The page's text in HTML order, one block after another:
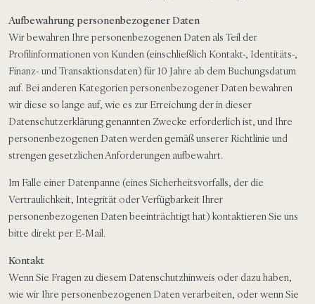
Aufbewahrung personenbezogener Daten
Wir bewahren Ihre personenbezogenen Daten als Teil der
Profilinformationen von Kunden (einschließlich Kontakt-, Identitäts-,
Finanz- und Transaktionsdaten) für 10 Jahre ab dem Buchungsdatum
auf. Bei anderen Kategorien personenbezogener Daten bewahren
wir diese so lange auf, wie es zur Erreichung der in dieser
Datenschutzerklärung genannten Zwecke erforderlich ist, und Ihre
personenbezogenen Daten werden gemäß unserer Richtlinie und
strengen gesetzlichen Anforderungen aufbewahrt.
Im Falle einer Datenpanne (eines Sicherheitsvorfalls, der die
Vertraulichkeit, Integrität oder Verfügbarkeit Ihrer
personenbezogenen Daten beeinträchtigt hat) kontaktieren Sie uns
bitte direkt per E-Mail.
Kontakt
Wenn Sie Fragen zu diesem Datenschutzhinweis oder dazu haben,
wie wir Ihre personenbezogenen Daten verarbeiten, oder wenn Sie